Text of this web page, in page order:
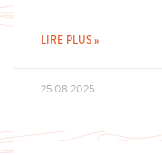
LIRE PLUS »
25.08.2025